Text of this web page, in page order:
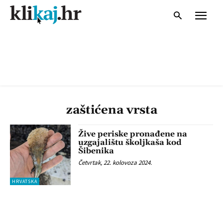
zaštićena vrsta
HRVATSKA
Žive periske pronađene na
uzgajalištu školjkaša kod
Šibenika
Četvrtak, 22. kolovoza 2024.